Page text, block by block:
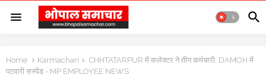
Home Karmachari
CHHTATARPUR में कलेक्टर ने तीन कर्मचारी, DAMOH में
पटवारी सस्पेंड - MP EMPLOYEE NEWS